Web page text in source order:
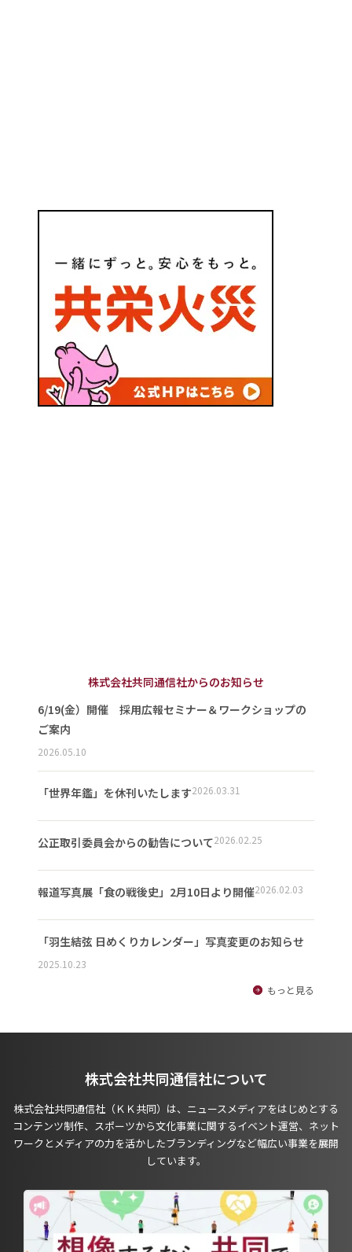
株式会社共同通信社からのお知らせ
6/19(金）開催 採用広報セミナー＆ワークショップの
ご案内
2026.05.10
「世界年鑑」を休刊いたします2026.03.31
公正取引委員会からの勧告について2026.02.25
報道写真展「食の戦後史」2月10日より開催2026.02.03
「羽生結弦 日めくりカレンダー」写真変更のお知らせ
2025.10.23
もっと見る
株式会社共同通信社について
株式会社共同通信社（ＫＫ共同）は、ニュースメディアをはじめとする
コンテンツ制作、スポーツから文化事業に関するイベント運営、ネット
ワークとメディアの力を活かしたブランディングなど幅広い事業を展開
しています。